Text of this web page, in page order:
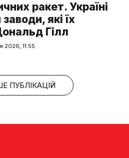
ракет. Україні
які їх
Гілл
2026, 11:55
ПУБЛІКАЦІЙ